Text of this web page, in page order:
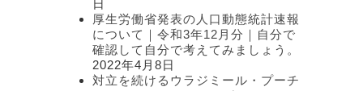
日
厚生労働省発表の人口動態統計速報
について｜令和3年12月分｜自分で
確認して自分で考えてみましょう。
2022年4月8日
対立を続けるウラジミール・プーチ